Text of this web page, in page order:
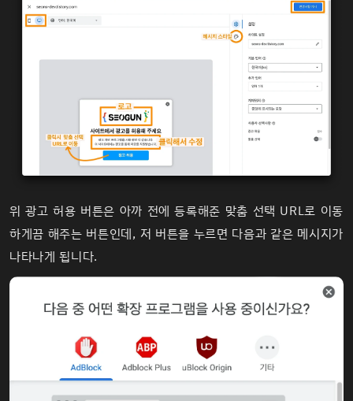
위 광고 허용 버튼은 아까 전에 등록해준 맞춤 선택 URL로 이동
하게끔 해주는 버튼인데, 저 버튼을 누르면 다음과 같은 메시지가
나타나게 됩니다.